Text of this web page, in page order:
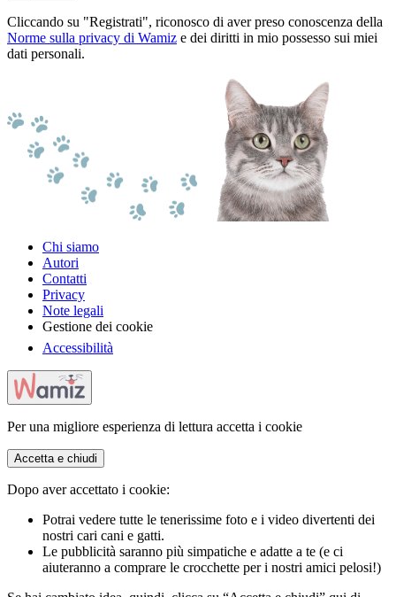
Cliccando su "Registrati", riconosco di aver preso conoscenza della
Norme sulla privacy di Wamiz e dei diritti in mio possesso sui miei
dati personali.
Chi siamo
Autori
Contatti
Privacy
Note legali
Gestione dei cookie
Accessibilità
Per una migliore esperienza di lettura accetta i cookie
Accetta e chiudi
Dopo aver accettato i cookie:
Potrai vedere tutte le tenerissime foto e i video divertenti dei
nostri cari cani e gatti.
Le pubblicità saranno più simpatiche e adatte a te (e ci
aiuteranno a comprare le crocchette per i nostri amici pelosi!)